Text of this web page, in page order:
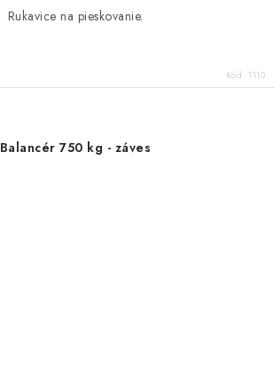
Rukavice na pieskovanie.
Kód: 1110
Balancér 750 kg - záves